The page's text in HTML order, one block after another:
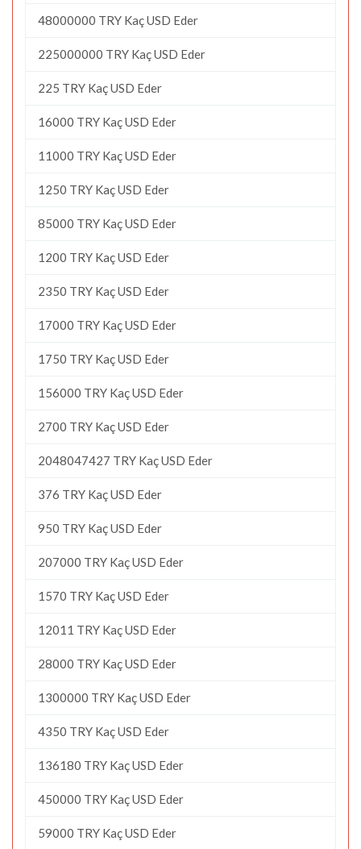
48000000 TRY Kaç USD Eder
225000000 TRY Kaç USD Eder
225 TRY Kaç USD Eder
16000 TRY Kaç USD Eder
11000 TRY Kaç USD Eder
1250 TRY Kaç USD Eder
85000 TRY Kaç USD Eder
1200 TRY Kaç USD Eder
2350 TRY Kaç USD Eder
17000 TRY Kaç USD Eder
1750 TRY Kaç USD Eder
156000 TRY Kaç USD Eder
2700 TRY Kaç USD Eder
2048047427 TRY Kaç USD Eder
376 TRY Kaç USD Eder
950 TRY Kaç USD Eder
207000 TRY Kaç USD Eder
1570 TRY Kaç USD Eder
12011 TRY Kaç USD Eder
28000 TRY Kaç USD Eder
1300000 TRY Kaç USD Eder
4350 TRY Kaç USD Eder
136180 TRY Kaç USD Eder
450000 TRY Kaç USD Eder
59000 TRY Kaç USD Eder